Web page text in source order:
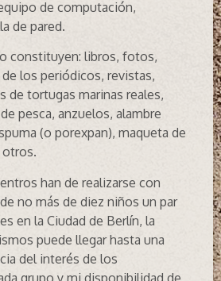
de computación,
de pared.
constituyen: libros, fotos,
los periódicos, revistas,
de tortugas marinas reales,
pesca, anzuelos, alambre
(o porexpan), maqueta de
han de realizarse con
no más de diez niños un par
en la Ciudad de Berlín, la
puede llegar hasta una
del interés de los
grupo y mi disponibilidad de